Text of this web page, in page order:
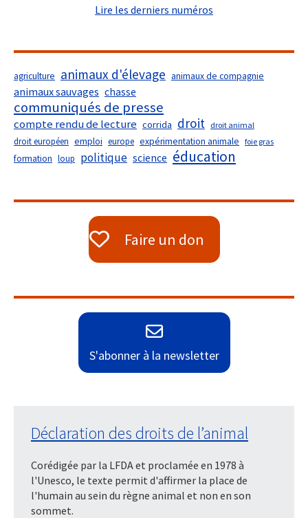
Lire les derniers numéros
agriculture animaux d'élevage animaux de compagnie
animaux sauvages chasse
communiqués de presse
compte rendu de lecture corrida droit droit animal
droit européen emploi europe expérimentation animale foie gras
formation loup politique science éducation
Faire un don
S'abonner à la newsletter
Déclaration des droits de l’animal
Corédigée par la LFDA et proclamée en 1978 à
l'Unesco, le texte permit d'affirmer la place de
l'humain au sein du règne animal et non en son
sommet.